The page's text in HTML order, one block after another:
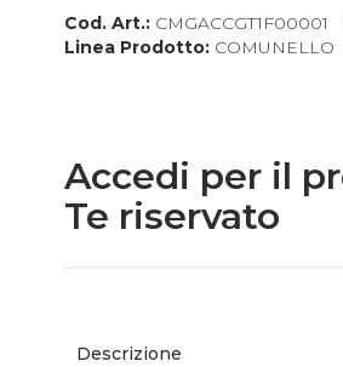
Cod. Art.: CMGACCGT1F00001
Linea Prodotto: COMUNELLO
Accedi per il
Te riservato
Descrizione